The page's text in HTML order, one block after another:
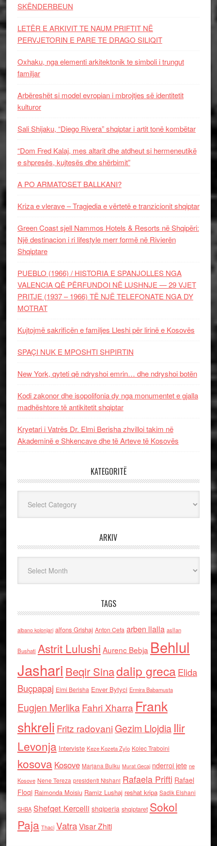
SKËNDERBEUN
LETËR E ARKIVIT TE NAUM PRIFTIT NË
PERVJETORIN E PARE TE DRAGO SILIQIT
Oxhaku, nga elementi arkitektonik te simboli i trungut
familjar
Arbëreshët si model evropian i mbrojtjes së identitetit
kulturor
Sali Shijaku, “Diego Rivera” shqiptar i artit tonë kombëtar
“Dom Fred Kalaj, mes altarit dhe atdheut si hermeneutikë
e shpresës, kujtesës dhe shërbimit”
A PO ARMATOSET BALLKANI?
Kriza e vlerave – Tragjedia e vërtetë e tranzicionit shqiptar
Green Coast sjell Nammos Hotels & Resorts në Shqipëri:
Një destinacion i ri lifestyle merr formë në Rivierën
Shqiptare
PUEBLO (1966) / HISTORIA E SPANJOLLES NGA
VALENCIA QË PËRFUNDOI NË LUSHNJE — 29 VJET
PRITJE (1937 – 1966) TË NJË TELEFONATE NGA DY
MOTRAT
Kujtojmë sakrificën e familjes Lleshi për lirinë e Kosovës
SPAÇI NUK E MPOSHTI SHPIRTIN
New York, qyteti që ndryshoi emrin… dhe ndryshoi botën
Kodi zakonor dhe isopolifonia dy nga monumentet e gjalla
madhështore të antikitetit shqiptar
Kryetari i Vatrës Dr. Elmi Berisha zhvilloi takim në
Akademinë e Shkencave dhe të Arteve të Kosovës
KATEGORITË
ARKIV
TAGS
albano kolonjari alfons Grishaj Anton Cefa arben llalla asllan
Bushati Astrit Lulushi Aurenc Bebja Behlul
Jashari Beqir Sinadalip grecaElida
Buçpapaj Elmi Berisha Enver Bytyci Ermira Babamusta
Eugjen MerlikaFahri Xharra Frank
shkreli Fritz radovaniGezim Llojdia Ilir
Levonja Interviste Keze Kozeta Zylo Kolec Traboini
kosova Kosove Marjana Bulku Murat Gecaj nderroi jete ne
Kosove Nene Tereza presidenti Nishani Rafaela Prifti Rafael
Floqi Raimonda Moisiu Ramiz Lushaj reshat kripa Sadik Elshani
SHBA Shefqet Kercelli shqiperia shqiptaret Sokol
Paja Thaci VatraVisar Zhiti